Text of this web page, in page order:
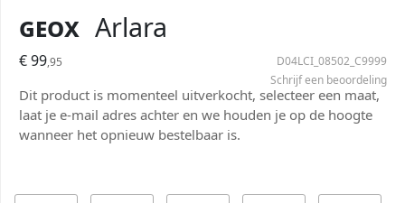
Geox Arlara
€ 99,95
D04LCI_08502_C9999
Schrijf een beoordeling
Dit product is momenteel uitverkocht, selecteer een maat,
laat je e-mail adres achter en we houden je op de hoogte
wanneer het opnieuw bestelbaar is.